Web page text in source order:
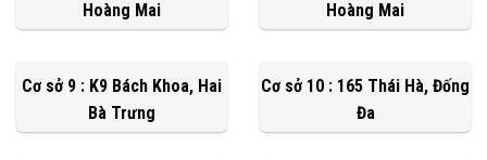
Hoàng Mai Hoàng Mai
Cơ sở 9 : K9 Bách Khoa, Hai
Bà Trưng
Cơ sở 10 : 165 Thái Hà, Đống
Đa